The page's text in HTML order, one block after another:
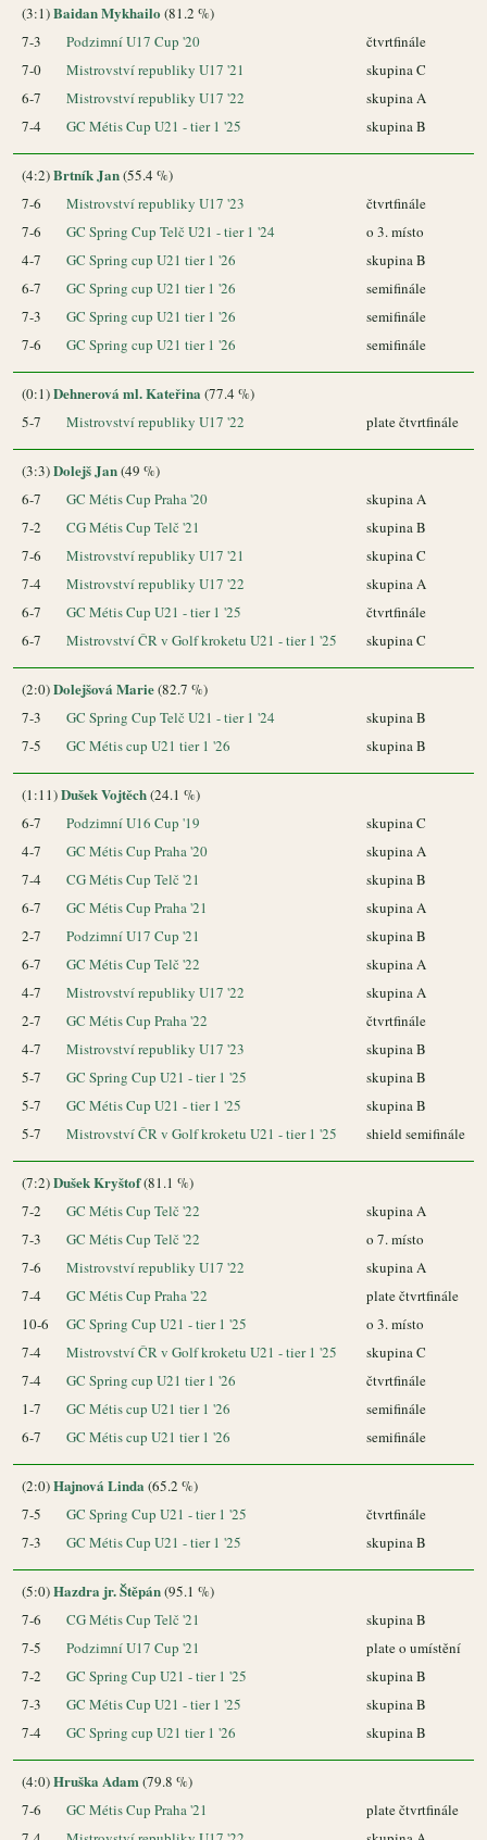
(3:1)Baidan Mykhailo (81.2 %)
7-3
Podzimní U17 Cup '20
čtvrtfinále
7-0
Mistrovství republiky U17 '21
skupina C
6-7
Mistrovství republiky U17 '22
skupina A
7-4
GC Métis Cup U21 - tier 1 '25 skupina B
(4:2)Brtník Jan(55.4 %)
7-6
Mistrovství republiky U17 '23
čtvrtfinále
7-6
GC Spring Cup Telč U21 - tier 1 '24
o 3. místo
4-7
GC Spring cup U21 tier 1 '26
skupina B
6-7
GC Spring cup U21 tier 1 '26
semifinále
7-3
GC Spring cup U21 tier 1 '26
semifinále
7-6
GC Spring cup U21 tier 1 '26 semifinále
(0:1)Dehnerová ml. Kateřina (77.4 %)
5-7
Mistrovství republiky U17 '22 plate čtvrtfinále
(3:3)Dolejš Jan(49 %)
6-7
GC Métis Cup Praha '20
skupina A
7-2
CG Métis Cup Telč '21
skupina B
7-6
Mistrovství republiky U17 '21
skupina C
7-4
Mistrovství republiky U17 '22
skupina A
6-7
GC Métis Cup U21 - tier 1 '25
čtvrtfinále
6-7
Mistrovství ČR v Golf kroketu U21 - tier 1 '25 skupina C
(2:0)Dolejšová Marie(82.7 %)
7-3
GC Spring Cup Telč U21 - tier 1 '24
skupina B
7-5
GC Métis cup U21 tier 1 '26 skupina B
(1:11)Dušek Vojtěch(24.1 %)
6-7
Podzimní U16 Cup '19
skupina C
4-7
GC Métis Cup Praha '20
skupina A
7-4
CG Métis Cup Telč '21
skupina B
6-7
GC Métis Cup Praha '21
skupina A
2-7
Podzimní U17 Cup '21
skupina B
6-7
GC Métis Cup Telč '22
skupina A
4-7
Mistrovství republiky U17 '22
skupina A
2-7
GC Métis Cup Praha '22
čtvrtfinále
4-7
Mistrovství republiky U17 '23
skupina B
5-7
GC Spring Cup U21 - tier 1 '25
skupina B
5-7
GC Métis Cup U21 - tier 1 '25
skupina B
5-7
Mistrovství ČR v Golf kroketu U21 - tier 1 '25 shield semifinále
(7:2)Dušek Kryštof(81.1 %)
7-2
GC Métis Cup Telč '22
skupina A
7-3
GC Métis Cup Telč '22
o 7. místo
7-6
Mistrovství republiky U17 '22
skupina A
7-4
GC Métis Cup Praha '22
plate čtvrtfinále
10-6
GC Spring Cup U21 - tier 1 '25
o 3. místo
7-4
Mistrovství ČR v Golf kroketu U21 - tier 1 '25
skupina C
7-4
GC Spring cup U21 tier 1 '26
čtvrtfinále
1-7
GC Métis cup U21 tier 1 '26
semifinále
6-7
GC Métis cup U21 tier 1 '26 semifinále
(2:0)Hajnová Linda (65.2 %)
7-5
GC Spring Cup U21 - tier 1 '25
čtvrtfinále
7-3
GC Métis Cup U21 - tier 1 '25 skupina B
(5:0)Hazdra jr. Štěpán(95.1 %)
7-6
CG Métis Cup Telč '21
skupina B
7-5
Podzimní U17 Cup '21
plate o umístění
7-2
GC Spring Cup U21 - tier 1 '25
skupina B
7-3
GC Métis Cup U21 - tier 1 '25
skupina B
7-4
GC Spring cup U21 tier 1 '26 skupina B
(4:0)Hruška Adam (79.8 %)
7-6
GC Métis Cup Praha '21
plate čtvrtfinále